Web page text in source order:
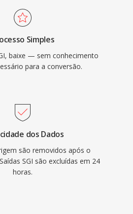
Simples
baixe — sem conhecimento
para a conversão.
dos Dados
são removidos após o
SGI são excluídas em 24
horas.